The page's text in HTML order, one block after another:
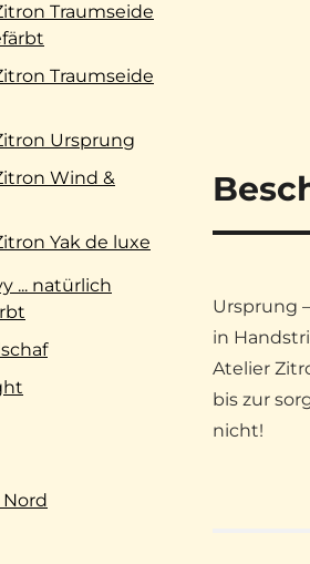
Ursprung
in
Atelier
bis zur
nicht!
Traumseide
Traumseide
Ursprung
Wind &
Yak de luxe
... natürlich
Nord